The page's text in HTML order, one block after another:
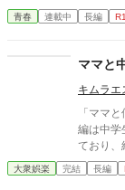
う。 偶
すぐに採
紗夜の部
と大学生
青春 連載中 長編
ママと
キムラエ
「ママ
編は中学
ており、
的に依存
嬉しく、
大衆娯楽 完結 長編